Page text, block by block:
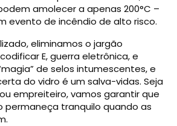
amolecer a apenas 200°C –
evento de incêndio de alto risco.
eliminamos o jargão
E, guerra eletrônica, e
de selos intumescentes, e
do vidro é um salva-vidas. Seja
empreiteiro, vamos garantir que
permaneça tranquilo quando as